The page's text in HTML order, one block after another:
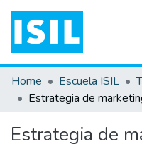
All of DSpace
Statistics
Documentos ▾
Home Escuela ISIL
Estrategia de